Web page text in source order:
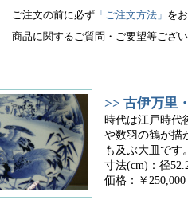
ご注文の前に必ず「ご注文方法」 を
商品に関するご質問・ご要望等ござ
>> 古伊万里
時代は江戸時代
や数羽の鶴が描
も及ぶ大皿です。
寸法(cm)：径
価格：￥250,000